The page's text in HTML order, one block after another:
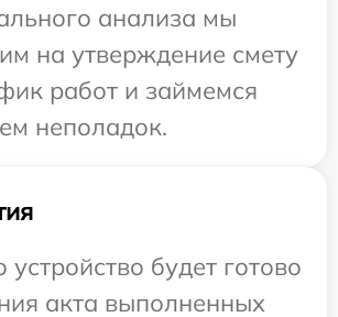
анализа мы
на утверждение смету
работ и займемся
неполадок.
устройство будет готово
акта выполненных